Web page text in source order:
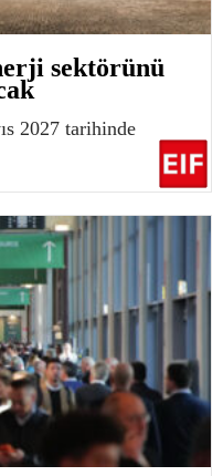
sektörünü
2027 tarihinde